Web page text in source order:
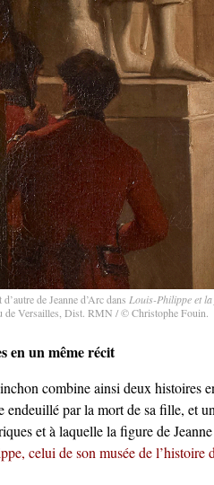
de Jeanne d’Arc dans Louis-Philippe et
de Versailles, Dist. RMN / © Christophe Fouin.
en un même récit
combine ainsi deux histoires
par la mort de sa fille, et
et à laquelle la figure de
celui de son musée de l’histoire